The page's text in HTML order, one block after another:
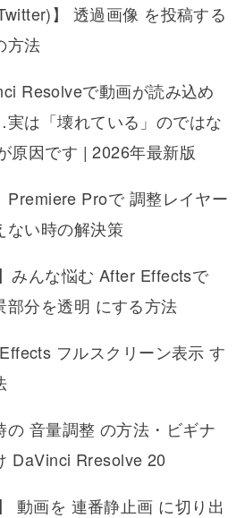
】 透過画像 を投稿する
方法
Resolveで動画が読み込め
は「壊れている」のではな
原因です | 2026年最新版
Premiere Proで 調整レイヤー
ない時の解決策
みんな悩む After Effectsで
部分を透明 にする方法
フルスクリーン表示 す
の 音量調整 の方法・ビギナ
DaVinci Rresolve 20
動画を 連番静止画 に切り出